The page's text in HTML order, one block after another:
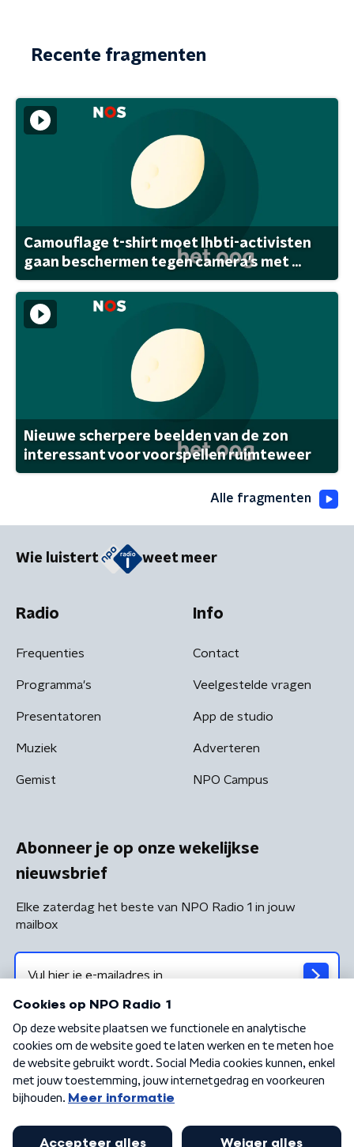
Recente fragmenten
Camouflage t-shirt moet lhbti-activisten
gaan beschermen tegen camera's met ...
Nieuwe scherpere beelden van de zon
interessant voor voorspellen ruimteweer
Alle fragmenten
Wie luistert weet meer
Radio
Frequenties
Programma's
Presentatoren
Muziek
Gemist
Info
Contact
Veelgestelde vragen
App de studio
Adverteren
NPO Campus
Abonneer je op onze wekelijkse
nieuwsbrief
Elke zaterdag het beste van NPO Radio 1 in jouw
mailbox
Algemene voorwaarden